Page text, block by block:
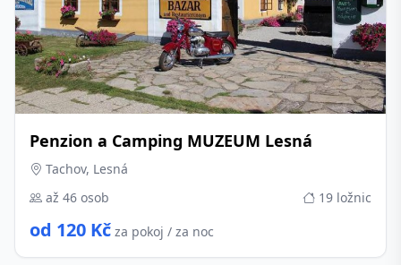
Penzion a Camping MUZEUM Lesná
Tachov, Lesná
až 46 osob
19 ložnic
od 120 Kč za pokoj / za noc